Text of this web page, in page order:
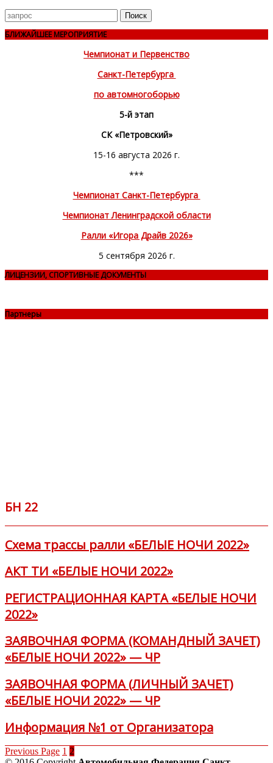
Поиск
для
БЛИЖАЙШЕЕ МЕРОПРИЯТИЕ
Чемпионат и Первенство
Санкт-Петербурга
по автомногоборью
5-й этап
СК «Петровский»
15-16 августа 2026 г.
***
Чемпионат Санкт-Петербурга
Чемпионат Ленинградской области
Ралли «Игора Драйв 2026»
5 сентября 2026 г.
ЛИЦЕНЗИИ, СПОРТИВНЫЕ ДОКУМЕНТЫ
Партнеры
БН 22
Схема трассы ралли «БЕЛЫЕ НОЧИ 2022»
АКТ ТИ «БЕЛЫЕ НОЧИ 2022»
РЕГИСТРАЦИОННАЯ КАРТА «БЕЛЫЕ НОЧИ
2022»
ЗАЯВОЧНАЯ ФОРМА (КОМАНДНЫЙ ЗАЧЕТ)
«БЕЛЫЕ НОЧИ 2022» — ЧР
ЗАЯВОЧНАЯ ФОРМА (ЛИЧНЫЙ ЗАЧЕТ)
«БЕЛЫЕ НОЧИ 2022» — ЧР
Информация №1 от Организатора
Previous Page 1 2